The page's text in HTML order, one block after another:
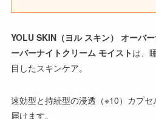
YOLU SKIN（ヨル スキン） オーバ
ーバーナイトクリーム モイストは、
目したスキンケア。
速効型と持続型の浸透（※10）カプ
届けます。